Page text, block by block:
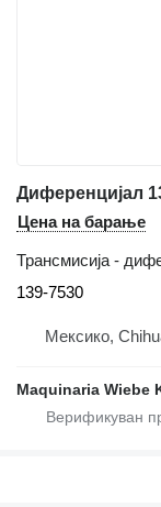
Цена на барање
Трансмисија -
139-7530
Мексико,
Maquinaria Wiebe